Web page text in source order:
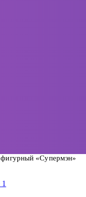
«Супермэн»